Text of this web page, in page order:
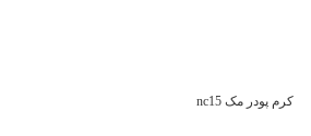
کرم پودر مک nc15